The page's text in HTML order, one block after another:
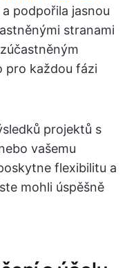
podpořila jasnou
stranami
pro každou fázi
projektů s
vašemu
flexibilitu a
mohli úspěšně